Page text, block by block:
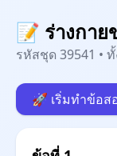
📝 ร่างกาย
รหัสชุด 39541 •
🚀 เริ่มทำข้อส